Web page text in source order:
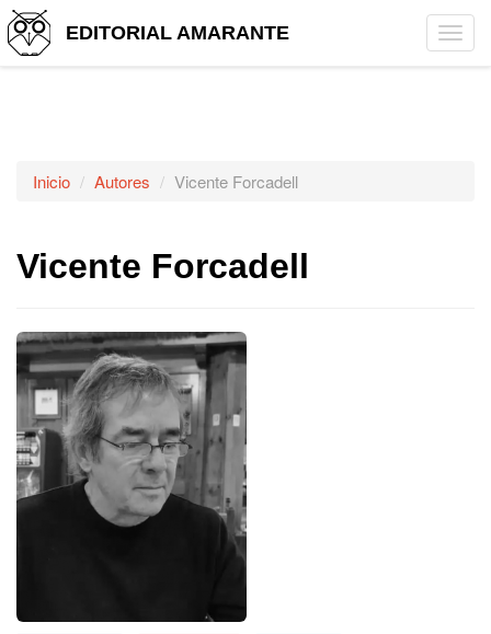
EDITORIAL AMARANTE
Inicio Autores Vicente Forcadell
Vicente Forcadell